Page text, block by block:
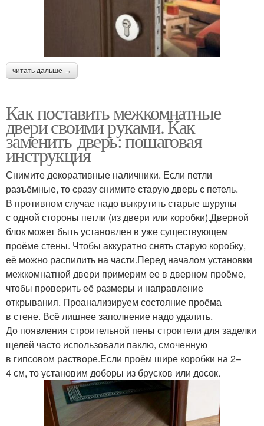
читать дальше →
Как поставить межкомнатные
двери своими руками. Как
заменить дверь: пошаговая
инструкция
Снимите декоративные наличники. Если петли
разъёмные, то сразу снимите старую дверь с петель.
В противном случае надо выкрутить старые шурупы
с одной стороны петли (из двери или коробки).Дверной
блок может быть установлен в уже существующем
проёме стены. Чтобы аккуратно снять старую коробку,
её можно распилить на части.Перед началом установки
межкомнатной двери примерим ее в дверном проёме,
чтобы проверить её размеры и направление
открывания. Проанализируем состояние проёма
в стене. Всё лишнее заполнение надо удалить.
До появления строительной пены строители для заделки
щелей часто использовали паклю, смоченную
в гипсовом растворе.Если проём шире коробки на 2–
4 см, то установим доборы из брусков или досок.